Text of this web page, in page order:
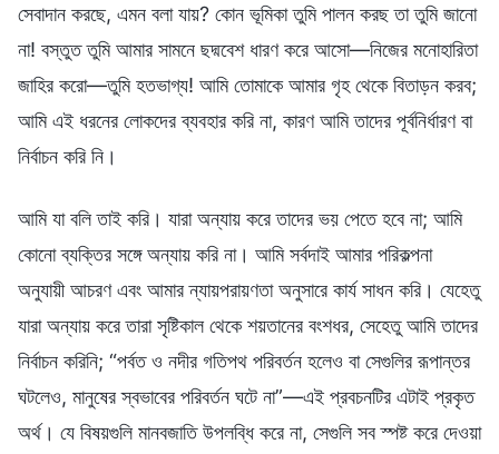
সেবাদান করছে, এমন বলা যায়? কোন ভূমিকা তুমি পালন করছ তা তুমি জানো
না! বস্তুত তুমি আমার সামনে ছদ্মবেশ ধারণ করে আসো—নিজের মনোহারিতা
জাহির করো—তুমি হতভাগ্য! আমি তোমাকে আমার গৃহ থেকে বিতাড়ন করব;
আমি এই ধরনের লোকদের ব্যবহার করি না, কারণ আমি তাদের পূর্বনির্ধারণ বা
নির্বাচন করি নি।
আমি যা বলি তাই করি। যারা অন্যায় করে তাদের ভয় পেতে হবে না; আমি
কোনো ব্যক্তির সঙ্গে অন্যায় করি না। আমি সর্বদাই আমার পরিকল্পনা
অনুযায়ী আচরণ এবং আমার ন্যায়পরায়ণতা অনুসারে কার্য সাধন করি। যেহেতু
যারা অন্যায় করে তারা সৃষ্টিকাল থেকে শয়তানের বংশধর, সেহেতু আমি তাদের
নির্বাচন করিনি; “পর্বত ও নদীর গতিপথ পরিবর্তন হলেও বা সেগুলির রূপান্তর
ঘটলেও, মানুষের স্বভাবের পরিবর্তন ঘটে না”—এই প্রবচনটির এটাই প্রকৃত
অর্থ। যে বিষয়গুলি মানবজাতি উপলব্ধি করে না, সেগুলি সব স্পষ্ট করে দেওয়া